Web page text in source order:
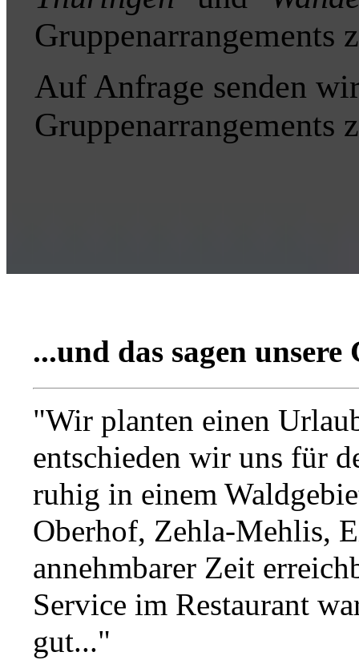
Gruppenarrangements
Auf Anfrage senden
Gruppenarrangements
...und das sagen
"Wir planten einen
entschieden wir uns für
ruhig in einem
Oberhof, Zehla-Mehlis,
annehmbarer Zeit
Service im Restaurant
gut..."